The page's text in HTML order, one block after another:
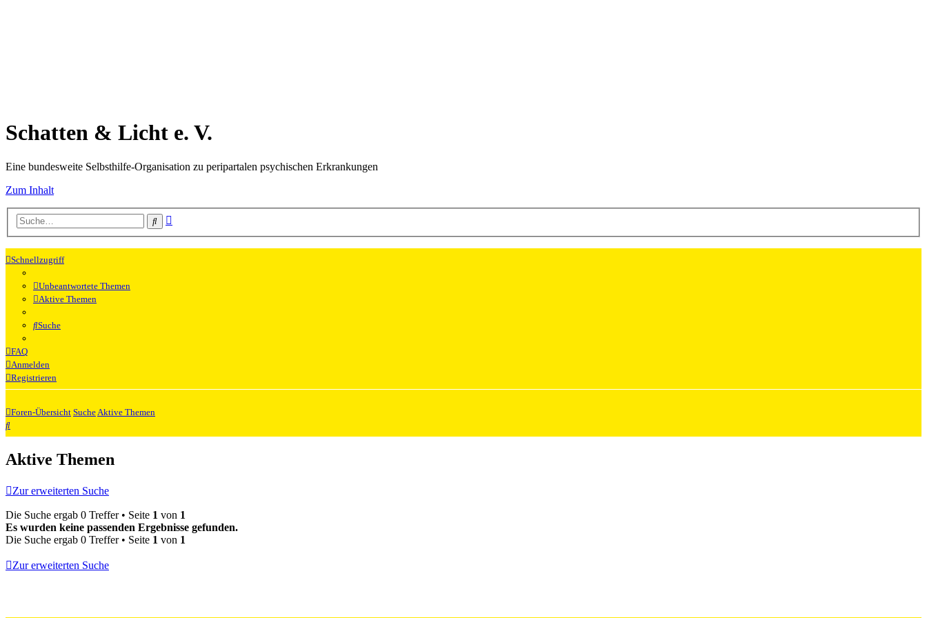
Schatten & Licht e. V.
Eine bundesweite Selbsthilfe-Organisation zu peripartalen psychischen Erkrankungen
Zum Inhalt
Suche
Schnellzugriff
Unbeantwortete Themen
Aktive Themen
Suche
FAQ
Anmelden
Registrieren
Foren-Übersicht SucheAktive Themen
Suche
Aktive Themen
Zur erweiterten Suche
Die Suche ergab 0 Treffer • Seite 1 von 1
Es wurden keine passenden Ergebnisse gefunden.
Die Suche ergab 0 Treffer • Seite 1 von 1
Zur erweiterten Suche